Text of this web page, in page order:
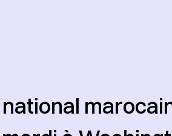
national